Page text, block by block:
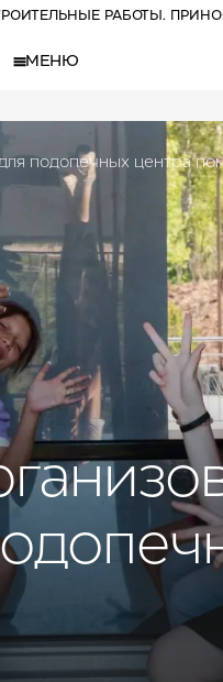
РАБОТЫ.
МЕНЮ
подопечных центра